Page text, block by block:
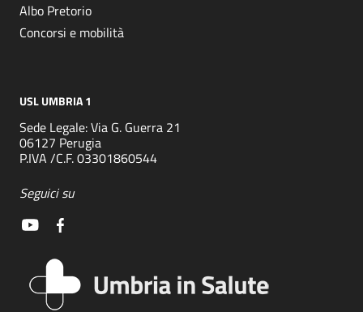
Albo Pretorio
Concorsi e mobilità
USL UMBRIA 1
Sede Legale: Via G. Guerra 21
06127 Perugia
P.IVA /C.F. 03301860544
Seguici su